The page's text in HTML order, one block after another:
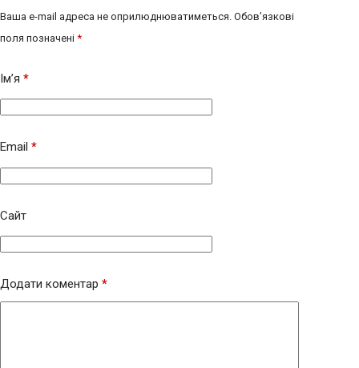
Ваша e-mail адреса не оприлюднюватиметься. Обов’язкові
поля позначені *
Ім’я *
Email *
Сайт
Додати коментар *